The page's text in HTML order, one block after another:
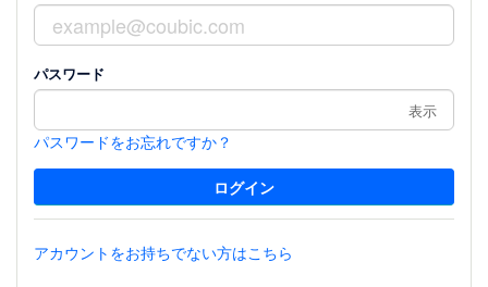
パスワード
表示
パスワードをお忘れですか？
アカウントをお持ちでない方はこちら